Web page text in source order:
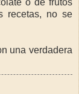
o de frutos
recetas, no se
una verdadera